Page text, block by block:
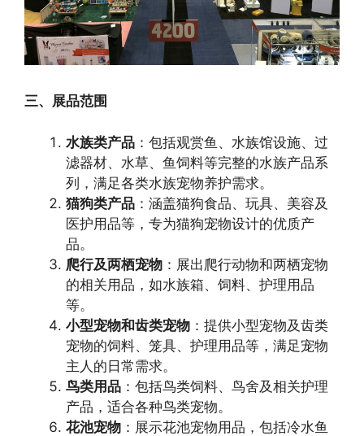
三、展品范围
水族类产品 ：包括观赏鱼、水族馆设施、过
滤器材、水草、鱼饲料等完整的水族产品系
列，满足各类水族宠物养护需求。
猫狗类产品 ：涵盖猫狗食品、玩具、美容及
医护用品等，专为猫狗宠物设计的优质产
品。
爬行及两栖宠物 ：展出爬行动物和两栖宠物
的相关用品，如水族箱、饲料、护理用品
等。
小型宠物和齿类宠物 ：提供小型宠物及齿类
宠物的饲料、笼具、护理用品等，满足宠物
主人的日常需求。
鸟类用品 ：包括鸟类饲料、鸟舍及相关护理
产品，适合各种鸟类宠物。
花池宠物 ：展示花池宠物用品，包括冷水鱼